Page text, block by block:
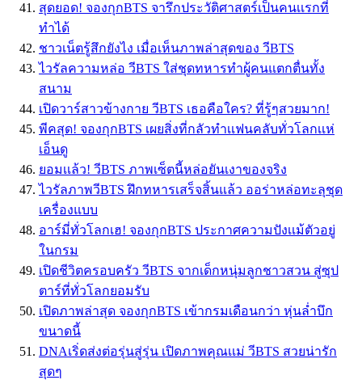
สุดยอด! จองกุกBTS จารึกประวัติศาสตร์เป็นคนเเรกที่
ทำได้
ชาวเน็ตรู้สึกยังไง เมื่อเห็นภาพล่าสุดของ วีBTS
ไวรัลความหล่อ วีBTS ใส่ชุดทหารทำผู้คนแตกตื่นทั้ง
สนาม
เปิดวาร์สาวข้างกาย วีBTS เธอคือใคร? ที่รู้ๆสวยมาก!
พีคสุด! จองกุกBTS เผยสิ่งที่กลัวทำเเฟนคลับทั่วโลกเเห่
เอ็นดู
ยอมเเล้ว! วีBTS ภาพเซ็ตนี้หล่อยันเงาของจริง
ไวรัลภาพวีBTS ฝึกทหารเสร็จสิ้นแล้ว ออร่าหล่อทะลุชุด
เครื่องแบบ
อาร์มี่ทั่วโลกเฮ! จองกุกBTS ประกาศความปังเเม้ตัวอยู่
ในกรม
เปิดชีวิตครอบครัว วีBTS จากเด็กหนุ่มลูกชาวสวน สู่ซุป
ตาร์ที่ทั่วโลกยอมรับ
เปิดภาพล่าสุด จองกุกBTS เข้ากรมเดือนกว่า หุ่นล่ำบึก
ขนาดนี้
DNAเริ่ดส่งต่อรุ่นสู่รุ่น เปิดภาพคุณเเม่ วีBTS สวยน่ารัก
สุดๆ